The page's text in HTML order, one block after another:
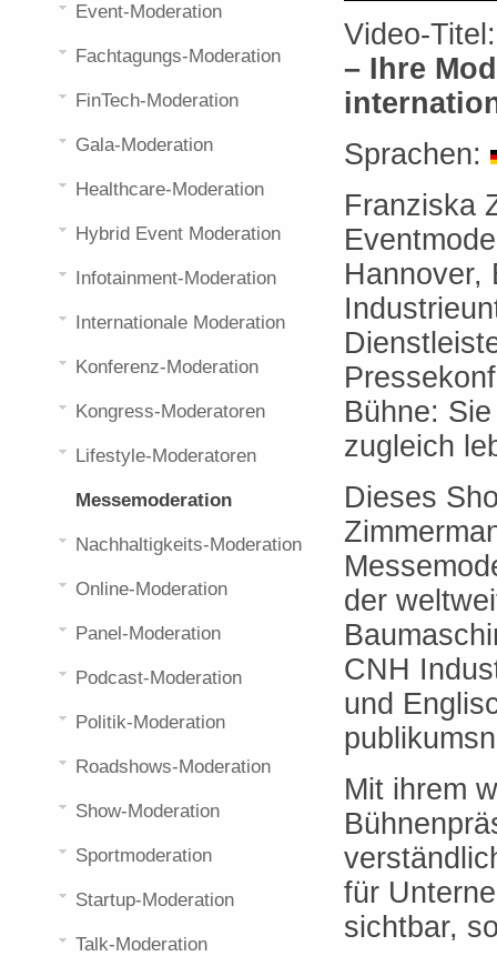
Video-
– Ihre
Sprachen:
Franziska
Hannover,
Bühne:
zugleich
Dieses
der
CNH
und
Mit ihrem
für
sichtbar,
Event-Moderation
Fachtagungs-Moderation
FinTech-Moderation
Gala-Moderation
Healthcare-Moderation
Hybrid Event Moderation
Infotainment-Moderation
Internationale Moderation
Konferenz-Moderation
Kongress-Moderatoren
Lifestyle-Moderatoren
Messemoderation
Nachhaltigkeits-Moderation
Online-Moderation
Panel-Moderation
Podcast-Moderation
Politik-Moderation
Roadshows-Moderation
Show-Moderation
Sportmoderation
Startup-Moderation
Talk-Moderation